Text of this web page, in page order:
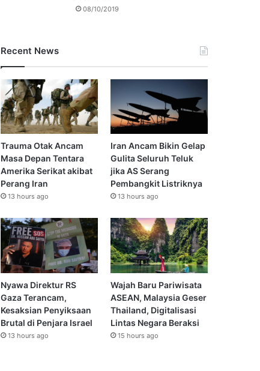
08/10/2019
Recent News
Trauma Otak Ancam
Masa Depan Tentara
Amerika Serikat akibat
Perang Iran
13 hours ago
Iran Ancam Bikin Gelap
Gulita Seluruh Teluk
jika AS Serang
Pembangkit Listriknya
13 hours ago
Nyawa Direktur RS
Gaza Terancam,
Kesaksian Penyiksaan
Brutal di Penjara Israel
13 hours ago
Wajah Baru Pariwisata
ASEAN, Malaysia Geser
Thailand, Digitalisasi
Lintas Negara Beraksi
15 hours ago